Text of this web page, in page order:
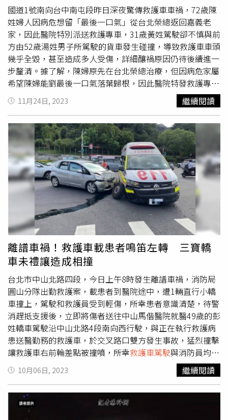
國道1號南向台中南屯段昨日深夜驚傳救護車車禍，72歲陳
姓婦人因病危想留「最後一口氣」從台北榮總返回嘉義老
家，因此醫院特別派送救護專車，31歲黃姓駕駛卻不慎與前
方由52歲湯姓男子所駕駛的貨車發生碰撞，導致救護車車頭
幾乎全毀，甚至造成多人受傷，詳細釀禍原因仍待後續進一
步釐清。據了解，陳婦原先在台北榮總治療，但因病危家屬
希望陳婦能劉最後一口氣落葉歸根，因此醫院特發救護專車
將陳婦送返嘉義老家，卻不幸在返家途中於國道上發生意
外，救護車因不明原因追撞前方貨車，導致連人帶車在國道
上發生翻覆，整台車車頭也因此全毀。強大的撞擊力也造成
多人受傷，救護車駕駛及護理人員均受輕微擦傷，隨車陪同
的家屬陳婦丈夫未受傷、女兒則是癲癇發作不斷抽蓄且意識
模糊，所幸經送醫治療後並無大礙，陳婦則是立即送台中榮
總急救後再送往嘉義老家，並於今日凌晨拔管，至於國道上
發生的意外，仍待檢警後續進一步調查釐清。
11月24日, 2023 繼續閱讀
離譜車禍！救護車載患者鳴笛左轉 三寶轎
車未禮讓造成相撞
台北市中山北路四段，今日上午8時發生離譜車禍，消防局
圓山分隊出勤救護案，載患者到醫院途中，遭1輛直行小轎
車撞上，駕駛和救護員受到輕傷，所幸患者意識清楚，待警
消趕抵支援後，立即將傷者送往中山馬偕醫院就醫49歲的彭
姓轎車駕駛沿中山北路4段南向西行駛，與正在執行救護病
患送醫勤務的救護車，於交叉路口雙方發生事故，猛烈撞擊
讓救護車右前輪差點被撞噴，所幸救護車駕駛與消防員均意
識清楚，僅受輕微擦傷，患者也因撞擊暈眩嘔吐，所幸意識
尚清楚。警消獲報後立即派遣人員至現場支援，並將患者送
往中山馬偕醫院治療，北市士林交通分隊依規定到場處理，
對雙方駕駛進行酒測，數值為0，均無酒駕跡象，詳細肇責
有待警方調閱監視器畫面，進一步調查釐清。
10月06日, 2023 繼續閱讀